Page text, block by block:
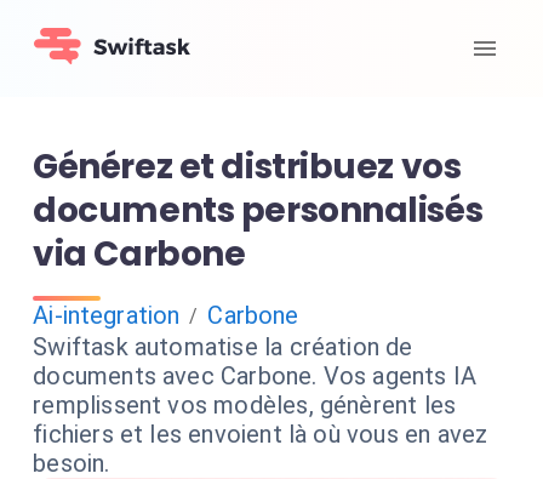
Générez et distribuez vos
documents personnalisés
via Carbone
Ai-integration / Carbone
Swiftask automatise la création de
documents avec Carbone. Vos agents IA
remplissent vos modèles, génèrent les
fichiers et les envoient là où vous en avez
besoin.